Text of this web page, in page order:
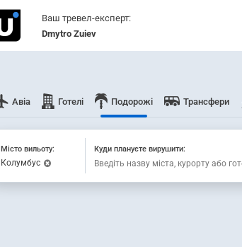
Ваш тревел-експерт:
Dmytro Zuiev
Авіа Готелі Подорожі Трансфери
Місто вильоту:
Колумбус
Куди плануєте вирушити: